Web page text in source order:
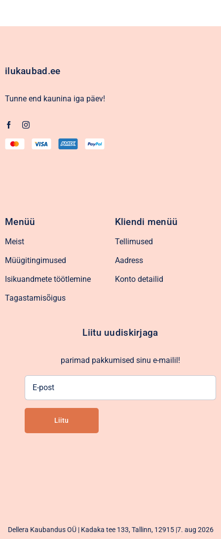
ilukaubad.ee
Tunne end kaunina iga päev!
Menüü
Meist
Müügitingimused
Isikuandmete töötlemine
Tagastamisõigus
Kliendi menüü
Tellimused
Aadress
Konto detailid
Liitu uudiskirjaga
parimad pakkumised sinu e-mailil!
Liitu
Dellera Kaubandus OÜ | Kadaka tee 133, Tallinn, 12915 |7. aug 2026